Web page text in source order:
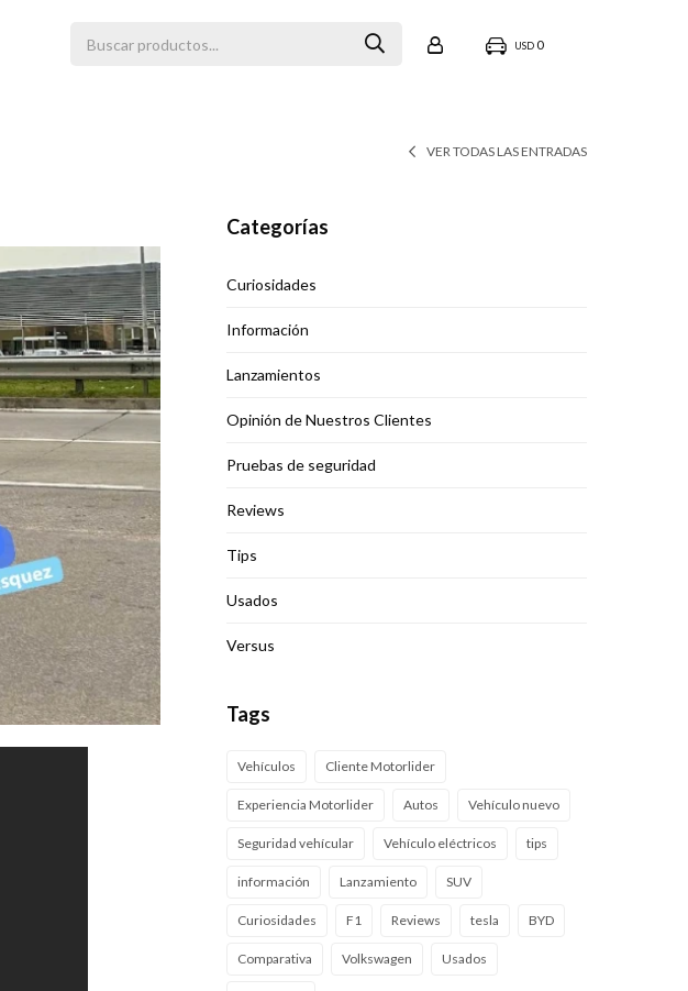
USD 0
VER TODAS LAS ENTRADAS
Categorías
Curiosidades
Información
Lanzamientos
Opinión de Nuestros Clientes
Pruebas de seguridad
Reviews
Tips
Usados
Versus
Tags
Vehículos Cliente Motorlider
Experiencia Motorlider Autos Vehículo nuevo
Seguridad vehícular Vehículo eléctricos tips
información Lanzamiento SUV
Curiosidades F1 Reviews tesla BYD
Comparativa Volkswagen Usados